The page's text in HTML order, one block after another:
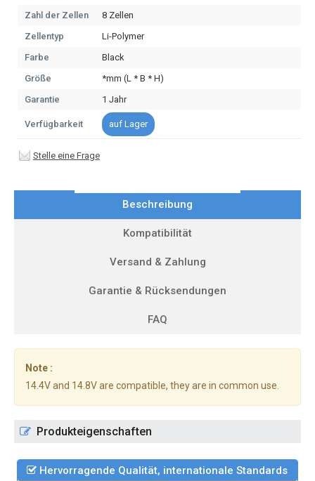
Zahl der Zellen
8 Zellen
Zellentyp
Li-Polymer
Farbe
Black
Größe
*mm (L * B * H)
Garantie
1 Jahr
Verfügbarkeit auf Lager
Stelle eine Frage
Beschreibung
Kompatibilität
Versand & Zahlung
Garantie & Rücksendungen
FAQ
Note :
14.4V and 14.8V are compatible, they are in common use.
Produkteigenschaften
Hervorragende Qualität, internationale Standards